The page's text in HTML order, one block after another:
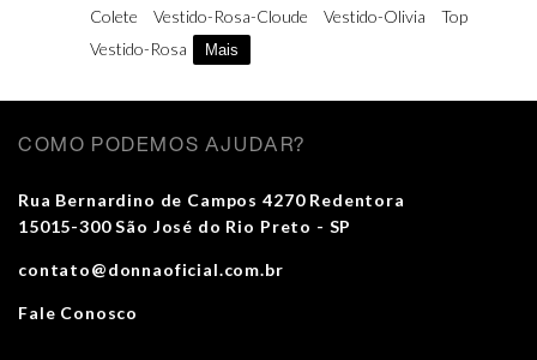
Colete
Vestido-Rosa-Cloude Vestido-Olivia
Top
Vestido-Rosa
Mais
COMO PODEMOS AJUDAR?
Rua Bernardino de Campos 4270 Redentora
15015-300 São José do Rio Preto - SP
contato@donnaoficial.com.br
Fale Conosco